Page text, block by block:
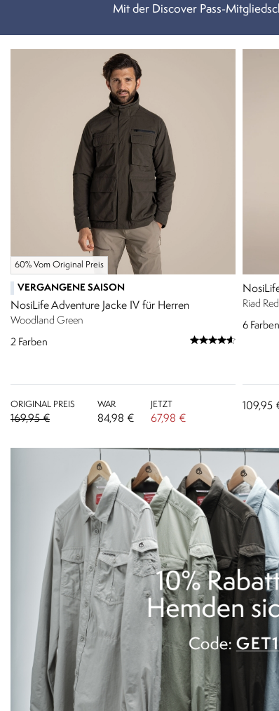
Mit der Discover Pass-
60% Vom Original Preis
VERGANGENE SAISON
NosiLife Adventure Jacke IV für Herren
Woodland Green
2 Farben
ORIGINAL PREIS
169,95 €
WAR
84,98 €
JETZT
67,98 €
Riad Red
6 Farben
109,95